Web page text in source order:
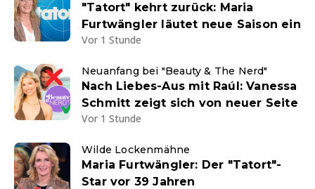
"Tatort" kehrt zurück: Maria
Furtwängler läutet neue Saison ein
Vor 1 Stunde
Neuanfang bei "Beauty & The Nerd"
Nach Liebes-Aus mit Raúl: Vanessa
Schmitt zeigt sich von neuer Seite
Vor 1 Stunde
Wilde Lockenmähne
Maria Furtwängler: Der "Tatort"-
Star vor 39 Jahren